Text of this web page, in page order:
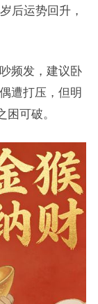
后运势回升，
频发，建议卧
遭打压，但明
困可破。